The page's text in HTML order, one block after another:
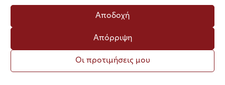
Αποδοχή
Απόρριψη
Οι προτιμήσεις μου